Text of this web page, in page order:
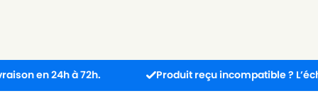
à 72h. Produit reçu incompatible ? L’échange